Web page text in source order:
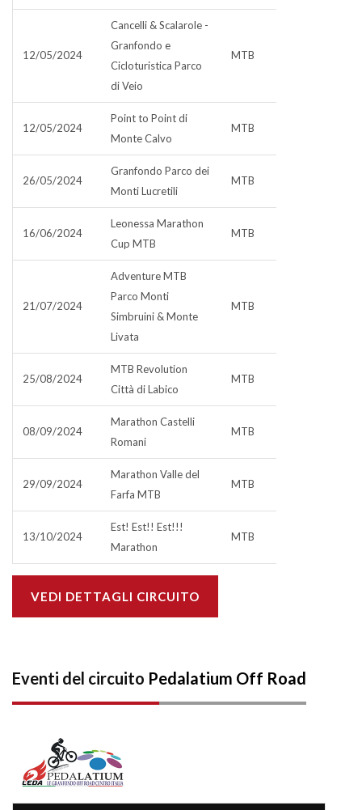
12/05/2024
Cancelli & Scalarole -
Granfondo e
Cicloturistica Parco
di Veio
MTB
12/05/2024
Point to Point di
Monte Calvo
MTB
26/05/2024
Granfondo Parco dei
Monti Lucretili
MTB
16/06/2024
Leonessa Marathon
Cup MTB
MTB
21/07/2024
Adventure MTB
Parco Monti
Simbruini & Monte
Livata
MTB
25/08/2024
MTB Revolution
Città di Labico
MTB
08/09/2024
Marathon Castelli
Romani
MTB
29/09/2024
Marathon Valle del
Farfa MTB
MTB
13/10/2024
Est! Est!! Est!!!
Marathon
MTB
VEDI DETTAGLI CIRCUITO
Eventi del circuito Pedalatium Off Road